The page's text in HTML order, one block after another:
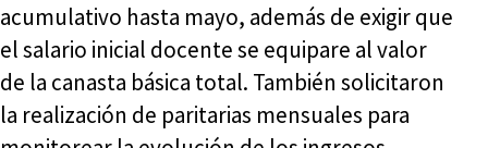
acumulativo hasta mayo, además de exigir que
el salario inicial docente se equipare al valor
de la canasta básica total. También solicitaron
la realización de paritarias mensuales para